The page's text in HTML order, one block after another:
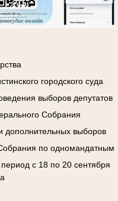
городского суда
выборов депутатов
Собрания
дополнительных выборов
Собрания по одномандатным
с 18 по 20 сентября